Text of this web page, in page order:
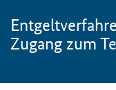
Zugang zum